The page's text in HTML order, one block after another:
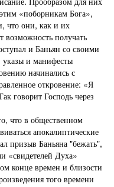
«поборникам Бога»,
что они, как и их
возможность получать
и Баньян со своими
и манифесты
начинались с
откровение: «Я
говорит Господь через
что в общественном
апокалиптические
призыв Баньяна "бежать",
«свидетелей Духа»
конце времен и близости
того времени